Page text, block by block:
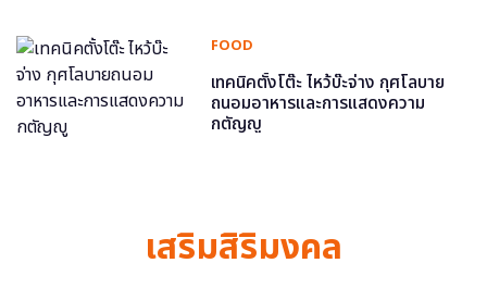
FOOD
เทคนิคตั้งโต๊ะ ไหว้บ๊ะจ่าง กุศโลบาย
ถนอมอาหารและการแสดงความ
กตัญญู
เสริมสิริมงคล